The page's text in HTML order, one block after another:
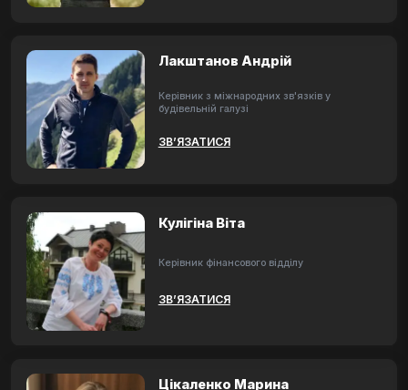
Лакштанов Андрій
Керівник з міжнародних зв'язків у
будівельній галузі
ЗВ’ЯЗАТИСЯ
Кулігіна Віта
Керівник фінансового відділу
ЗВ’ЯЗАТИСЯ
Цікаленко Марина